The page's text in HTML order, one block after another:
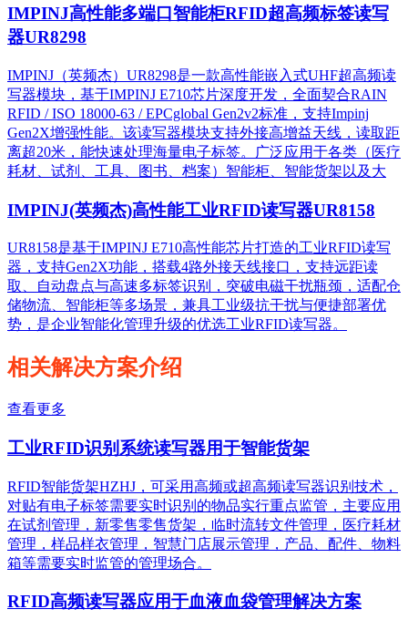
IMPINJ高性能多端口智能柜RFID超高频标签读写
器UR8298
IMPINJ（英频杰）UR8298是一款高性能嵌入式UHF超高频读
写器模块，基于IMPINJ E710芯片深度开发，全面契合RAIN
RFID / ISO 18000-63 / EPCglobal Gen2v2标准，支持Impinj
Gen2X增强性能。该读写器模块支持外接高增益天线，读取距
离超20米，能快速处理海量电子标签。广泛应用于各类（医疗
耗材、试剂、工具、图书、档案）智能柜、智能货架以及大
IMPINJ(英频杰)高性能工业RFID读写器UR8158
UR8158是基于IMPINJ E710高性能芯片打造的工业RFID读写
器，支持Gen2X功能，搭载4路外接天线接口，支持远距读
取、自动盘点与高速多标签识别，突破电磁干扰瓶颈，适配仓
储物流、智能柜等多场景，兼具工业级抗干扰与便捷部署优
势，是企业智能化管理升级的优选工业RFID读写器。
相关解决方案介绍
查看更多
工业RFID识别系统读写器用于智能货架
RFID智能货架HZHJ，可采用高频或超高频读写器识别技术，
对贴有电子标签需要实时识别的物品实行重点监管，主要应用
在试剂管理，新零售零售货架，临时流转文件管理，医疗耗材
管理，样品样衣管理，智慧门店展示管理，产品、配件、物料
箱等需要实时监管的管理场合。
RFID高频读写器应用于血液血袋管理解决方案